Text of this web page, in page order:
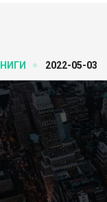
2022-05-03